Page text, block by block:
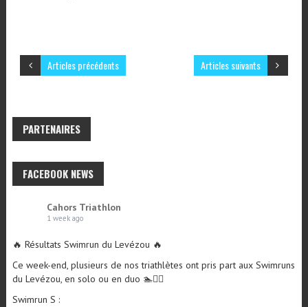
Articles suivants
Articles précédents
PARTENAIRES
FACEBOOK NEWS
Cahors Triathlon
1 week ago
🔥 Résultats Swimrun du Levézou 🔥
Ce week-end, plusieurs de nos triathlètes ont pris part aux Swimruns
du Levézou, en solo ou en duo 🏊🏃‍♂️
Swimrun S :